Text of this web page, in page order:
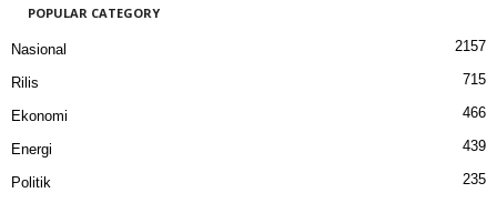
POPULAR CATEGORY
Nasional 2157
Rilis 715
Ekonomi 466
Energi 439
Politik 235